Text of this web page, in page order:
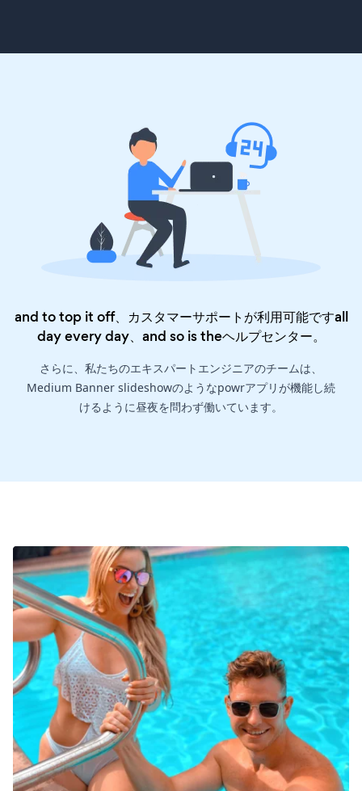
and to top it off、カスタマーサポートが利用可能ですall
day every day、and so is theヘルプセンター。
さらに、私たちのエキスパートエンジニアのチームは、
Medium Banner slideshowのようなpowrアプリが機能し続
けるように昼夜を問わず働いています。